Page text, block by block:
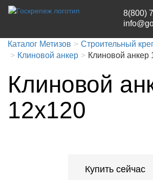
8(800)
Каталог Метизов Строительный
Клиновой анкер
Клиновой анкер
Клиновой
12x120
Купить сейчас